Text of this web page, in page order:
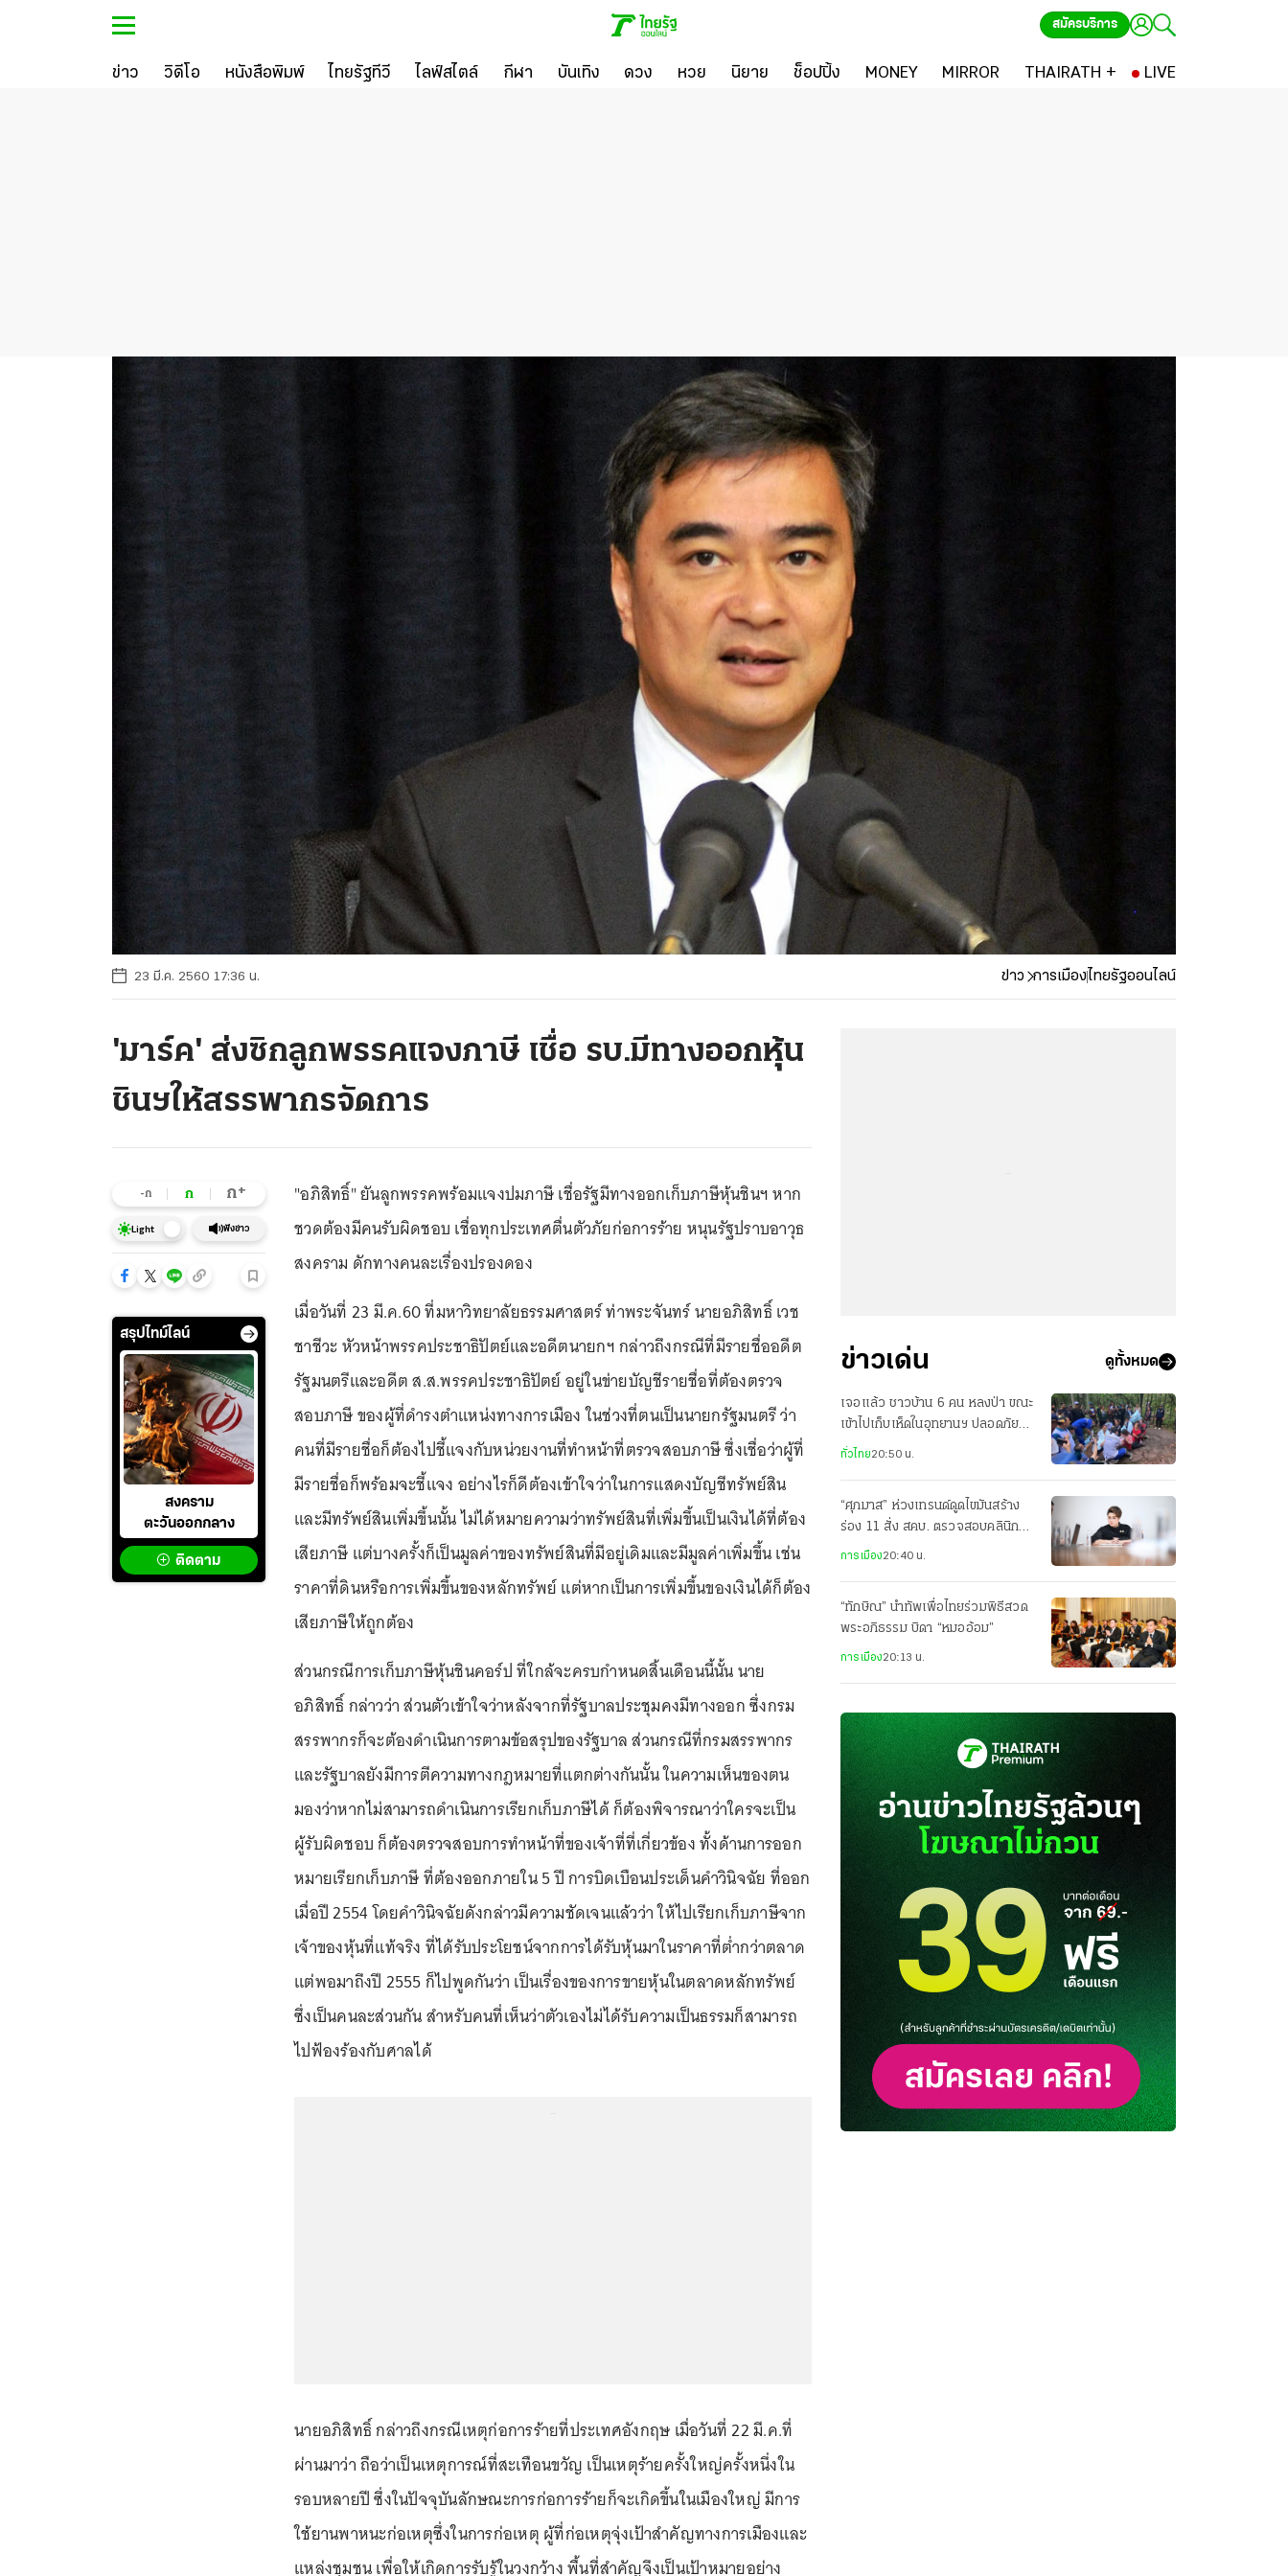
สมัครบริการ
ข่าว วิดีโอ หนังสือพิมพ์ ไทยรัฐทีวี ไลฟ์สไตล์ กีฬา บันเทิง ดวง หวย นิยาย ช็อปปิ้ง MONEY MIRROR THAIRATH + LIVE
23 มี.ค. 2560 17:36 น. ข่าว การเมืองไทยรัฐออนไลน์
'มาร์ค' ส่งซิกลูกพรรคแจงภาษี เชื่อ รบ.มีทางออกหุ้น
ชินฯให้สรรพากรจัดการ
-ก ก ก+
Light ฟังข่าว
สรุปไทม์ไลน์
สงคราม
ตะวันออกกลาง
ติดตาม
"อภิสิทธิ์" ยันลูกพรรคพร้อมแจงปมภาษี เชื่อรัฐมีทางออกเก็บภาษีหุ้นชินฯ หาก
ชวดต้องมีคนรับผิดชอบ เชื่อทุกประเทศตื่นตัวภัยก่อการร้าย หนุนรัฐปราบอาวุธ
สงคราม ดักทางคนละเรื่องปรองดอง
เมื่อวันที่ 23 มี.ค.60 ที่มหาวิทยาลัยธรรมศาสตร์ ท่าพระจันทร์ นายอภิสิทธิ์ เวช
ชาชีวะ หัวหน้าพรรคประชาธิปัตย์และอดีตนายกฯ กล่าวถึงกรณีที่มีรายชื่ออดีต
รัฐมนตรีและอดีต ส.ส.พรรคประชาธิปัตย์ อยู่ในข่ายบัญชีรายชื่อที่ต้องตรวจ
สอบภาษี ของผู้ที่ดำรงตำแหน่งทางการเมือง ในช่วงที่ตนเป็นนายกรัฐมนตรี ว่า
คนที่มีรายชื่อก็ต้องไปชี้แจงกับหน่วยงานที่ทำหน้าที่ตรวจสอบภาษี ซึ่งเชื่อว่าผู้ที่
มีรายชื่อก็พร้อมจะชี้แจง อย่างไรก็ดีต้องเข้าใจว่าในการแสดงบัญชีทรัพย์สิน
และมีทรัพย์สินเพิ่มขึ้นนั้น ไม่ได้หมายความว่าทรัพย์สินที่เพิ่มขึ้นเป็นเงินได้ที่ต้อง
เสียภาษี แต่บางครั้งก็เป็นมูลค่าของทรัพย์สินที่มีอยู่เดิมและมีมูลค่าเพิ่มขึ้น เช่น
ราคาที่ดินหรือการเพิ่มขึ้นของหลักทรัพย์ แต่หากเป็นการเพิ่มขึ้นของเงินได้ก็ต้อง
เสียภาษีให้ถูกต้อง
ส่วนกรณีการเก็บภาษีหุ้นชินคอร์ป ที่ใกล้จะครบกำหนดสิ้นเดือนนี้นั้น นาย
อภิสิทธิ์ กล่าวว่า ส่วนตัวเข้าใจว่าหลังจากที่รัฐบาลประชุมคงมีทางออก ซึ่งกรม
สรรพากรก็จะต้องดำเนินการตามข้อสรุปของรัฐบาล ส่วนกรณีที่กรมสรรพากร
และรัฐบาลยังมีการตีความทางกฎหมายที่แตกต่างกันนั้น ในความเห็นของตน
มองว่าหากไม่สามารถดำเนินการเรียกเก็บภาษีได้ ก็ต้องพิจารณาว่าใครจะเป็น
ผู้รับผิดชอบ ก็ต้องตรวจสอบการทำหน้าที่ของเจ้าที่ที่เกี่ยวข้อง ทั้งด้านการออก
หมายเรียกเก็บภาษี ที่ต้องออกภายใน 5 ปี การบิดเบือนประเด็นคำวินิจฉัย ที่ออก
เมื่อปี 2554 โดยคำวินิจฉัยดังกล่าวมีความชัดเจนแล้วว่า ให้ไปเรียกเก็บภาษีจาก
เจ้าของหุ้นที่แท้จริง ที่ได้รับประโยชน์จากการได้รับหุ้นมาในราคาที่ต่ำกว่าตลาด
แต่พอมาถึงปี 2555 ก็ไปพูดกันว่า เป็นเรื่องของการขายหุ้นในตลาดหลักทรัพย์
ซึ่งเป็นคนละส่วนกัน สำหรับคนที่เห็นว่าตัวเองไม่ได้รับความเป็นธรรมก็สามารถ
ไปฟ้องร้องกับศาลได้
นายอภิสิทธิ์ กล่าวถึงกรณีเหตุก่อการร้ายที่ประเทศอังกฤษ เมื่อวันที่ 22 มี.ค.ที่
ผ่านมาว่า ถือว่าเป็นเหตุการณ์ที่สะเทือนขวัญ เป็นเหตุร้ายครั้งใหญ่ครั้งหนึ่งใน
รอบหลายปี ซึ่งในปัจจุบันลักษณะการก่อการร้ายก็จะเกิดขึ้นในเมืองใหญ่ มีการ
ใช้ยานพาหนะก่อเหตุซึ่งในการก่อเหตุ ผู้ที่ก่อเหตุจุ่งเป้าสำคัญทางการเมืองและ
แหล่งชุมชน เพื่อให้เกิดการรับรู้ในวงกว้าง พื้นที่สำคัญจึงเป็นเป้าหมายอย่าง
ข่าวเด่น ดูทั้งหมด
เจอแล้ว ชาวบ้าน 6 คน หลงป่า ขณะ
เข้าไปเก็บเห็ดในอุทยานฯ ปลอดภัยทุก
ราย
ทั่วไทย20:50 น.
“ศุภมาส” ห่วงเทรนด์ดูดไขมันสร้าง
ร่อง 11 สั่ง สคบ. ตรวจสอบคลินิก
เสริมความงาม
การเมือง20:40 น.
“ทักษิณ” นำทัพเพื่อไทยร่วมพิธีสวด
พระอภิธรรม บิดา “หมออ้อม”
การเมือง20:13 น.